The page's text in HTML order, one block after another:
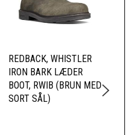
REDBACK, WHISTLER
IRON BARK LÆDER
BOOT, RWIB (BRUN MED
SORT SÅL)